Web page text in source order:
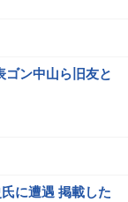
ン中山ら旧友と
に遭遇 掲載した